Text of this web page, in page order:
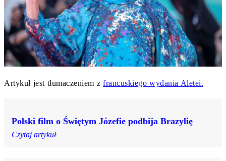
Artykuł jest tłumaczeniem z francuskiego wydania Aletei.
Polski film o Świętym Józefie podbija Brazylię
Czytaj artykuł